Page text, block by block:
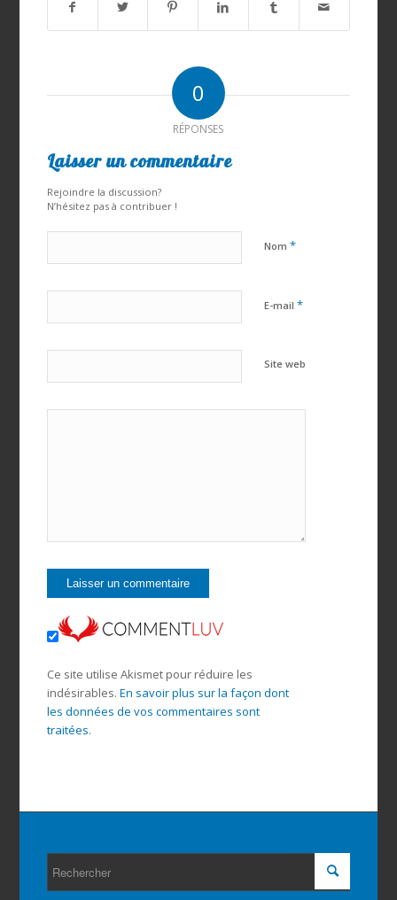
0
RÉPONSES
Laisser un commentaire
Rejoindre la discussion?
N’hésitez pas à contribuer !
Nom *
E-mail *
Site web
Ce site utilise Akismet pour réduire les
indésirables. En savoir plus sur la façon dont
les données de vos commentaires sont
traitées.